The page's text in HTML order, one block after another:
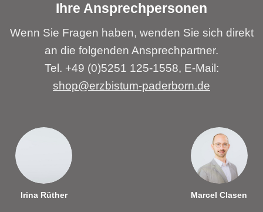
Ihre Ansprechpersonen
Wenn Sie Fragen haben, wenden Sie sich direkt
an die folgenden Ansprechpartner.
Tel. +49 (0)5251 125-1558, E-Mail:
shop@erzbistum-paderborn.de
Irina Rüther Marcel Clasen